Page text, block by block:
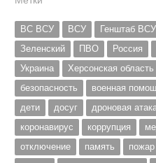
ВС ВСУ ВСУ Генштаб ВСУ
Зеленский
ПВО Россия
Украина
Херсонская область
безопасность
военная
дети
досуг дроновая
коронавирус
коррупция
отключение
память пожар